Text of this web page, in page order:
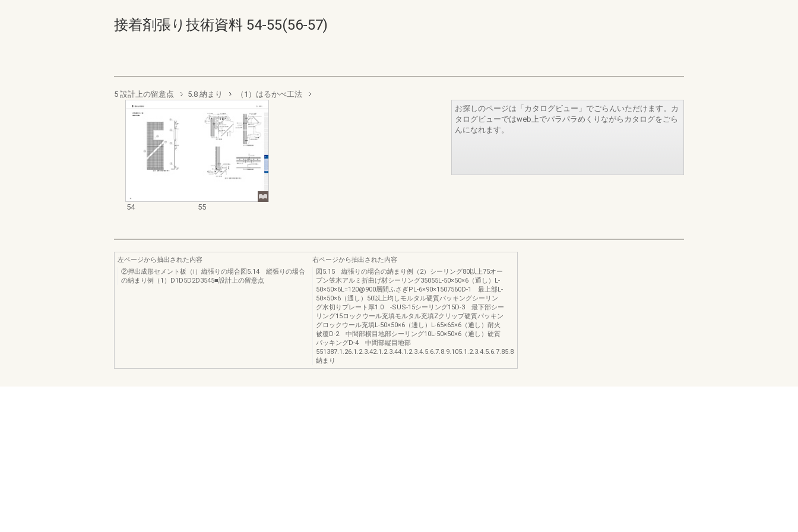
接着剤張り技術資料 54-55(56-57)
5 設計上の留意点 5.8 納まり （1）はるかべ工法
54 55
お探しのページは「カタログビュー」でごらんいただけます。カ
タログビューではweb上でパラパラめくりながらカタログをごら
んになれます。
左ページから抽出された内容
②押出成形セメント板（i）縦張りの場合図5.14 縦張りの場合
の納まり例（1）D1D5D2D3545■設計上の留意点
右ページから抽出された内容
図5.15 縦張りの場合の納まり例（2）シーリング80以上75オー
プン笠木アルミ折曲げ材シーリング35055L-50×50×6（通し）L-
50×50×6L=120@900層間ふさぎPL-6×90×1507560D-1 最上部L-
50×50×6（通し）50以上均しモルタル硬質パッキングシーリン
グ水切りプレート厚1.0 -SUS-15シーリング15D-3 最下部シー
リング15ロックウール充填モルタル充填Zクリップ硬質パッキン
グロックウール充填L-50×50×6（通し）L-65×65×6（通し）耐火
被覆D-2 中間部横目地部シーリング10L-50×50×6（通し）硬質
パッキングD-4 中間部縦目地部
551387.1.26.1.2.3.42.1.2.3.44.1.2.3.4.5.6.7.8.9.105.1.2.3.4.5.6.7.85.8
納まり